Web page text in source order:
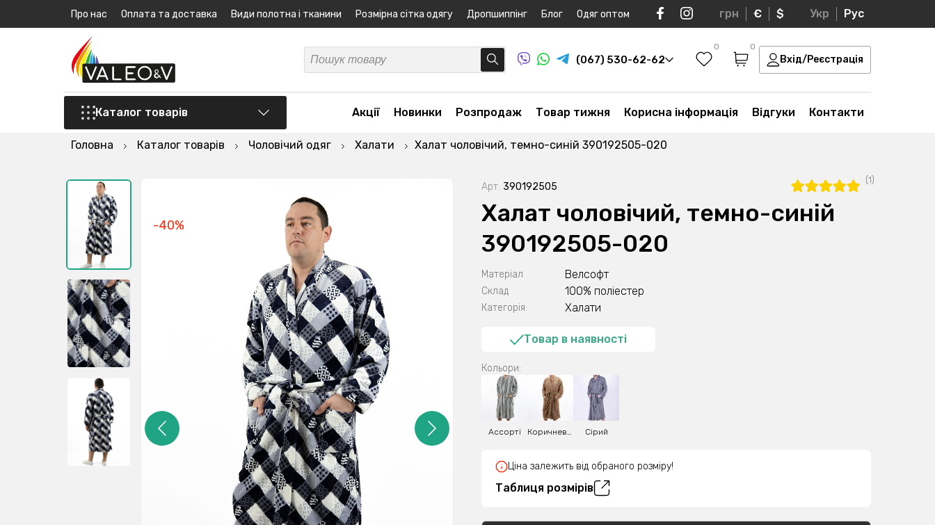
Про нас Оплата та доставка Види полотна і тканини Розмірна сітка одягу Дропшиппінг Блог Одяг оптом грн € $ Укр Рус
(067) 530-62-62
0 0
Вхід/Реєстрація
Каталог товарів Акції Новинки Розпродаж Товар тижня Корисна інформація Відгуки Контакти
Головна Каталог товарів Чоловічий одяг Халати Халат чоловічий, темно-синій 390192505-020
-40%
Арт. 390192505
(1)
Халат чоловічий, темно-синій
390192505-020
Матеріал Велсофт
Склад 100% поліестер
Категорія: Халати
Товар в наявності
Кольори:
Ассорті Коричневий Сірий
Ціна залежить від обраного розміру!
Таблиця розмірів